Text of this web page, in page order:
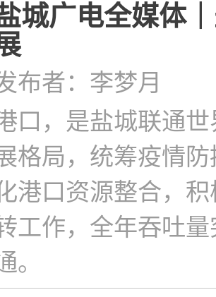
城广电全媒体
布者：李梦月
口，是盐城联通
格局，统筹疫情
港口资源整合，
工作，全年吞吐
。